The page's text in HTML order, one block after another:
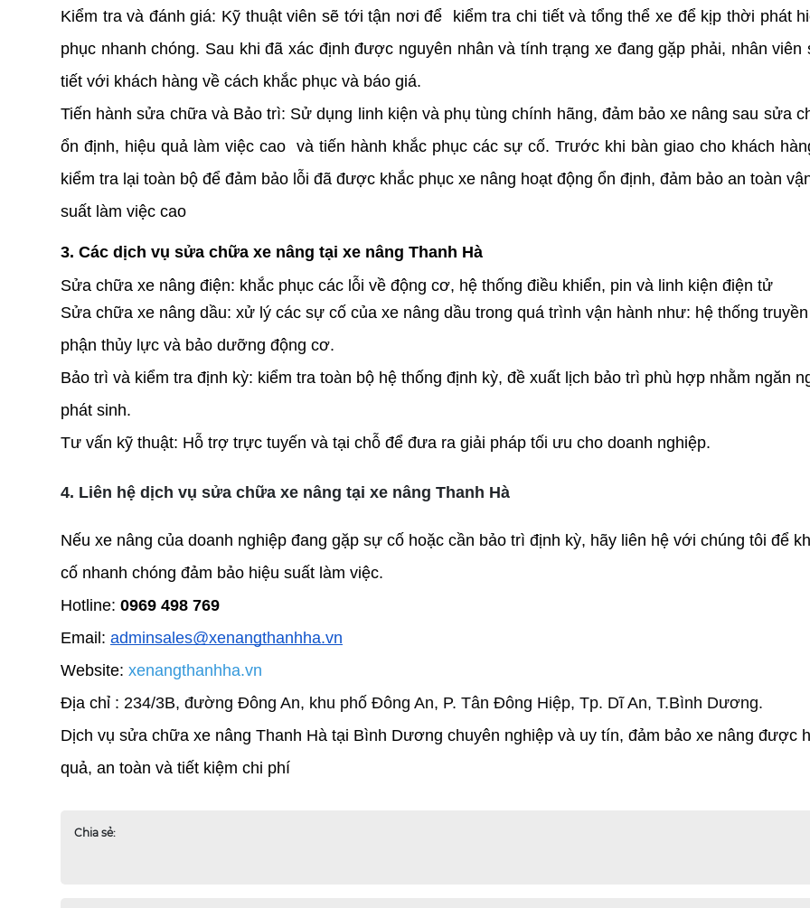
Kiểm tra và đánh giá: Kỹ thuật viên sẽ tới tận nơi để  kiểm tra chi tiết và tổng thể xe để kịp thời phát
phục nhanh chóng. Sau khi đã xác định được nguyên nhân và tính trạng xe đang gặp phải, nhân viên
tiết với khách hàng về cách khắc phục và báo giá.
Tiến hành sửa chữa và Bảo trì: Sử dụng linh kiện và phụ tùng chính hãng, đảm bảo xe nâng sau sửa
ổn định, hiệu quả làm việc cao  và tiến hành khắc phục các sự cố. Trước khi bàn giao cho khách
kiểm tra lại toàn bộ để đảm bảo lỗi đã được khắc phục xe nâng hoạt động ổn định, đảm bảo an toàn
suất làm việc cao
3. Các dịch vụ sửa chữa xe nâng tại xe nâng Thanh Hà
Sửa chữa xe nâng điện: khắc phục các lỗi về động cơ, hệ thống điều khiển, pin và linh kiện điện tử
Sửa chữa xe nâng dầu: xử lý các sự cố của xe nâng dầu trong quá trình vận hành như: hệ thống
phận thủy lực và bảo dưỡng động cơ.
Bảo trì và kiểm tra định kỳ: kiểm tra toàn bộ hệ thống định kỳ, đề xuất lịch bảo trì phù hợp nhằm ngăn
phát sinh.
Tư vấn kỹ thuật: Hỗ trợ trực tuyến và tại chỗ để đưa ra giải pháp tối ưu cho doanh nghiệp.
4. Liên hệ dịch vụ sửa chữa xe nâng tại xe nâng Thanh Hà
Nếu xe nâng của doanh nghiệp đang gặp sự cố hoặc cần bảo trì định kỳ, hãy liên hệ với chúng tôi để
cố nhanh chóng đảm bảo hiệu suất làm việc.
Hotline: 0969 498 769
Email: adminsales@xenangthanhha.vn
Website: xenangthanhha.vn
Địa chỉ : 234/3B, đường Đông An, khu phố Đông An, P. Tân Đông Hiệp, Tp. Dĩ An, T.Bình Dương.
Dịch vụ sửa chữa xe nâng Thanh Hà tại Bình Dương chuyên nghiệp và uy tín, đảm bảo xe nâng được
quả, an toàn và tiết kiệm chi phí
Chia sẻ: